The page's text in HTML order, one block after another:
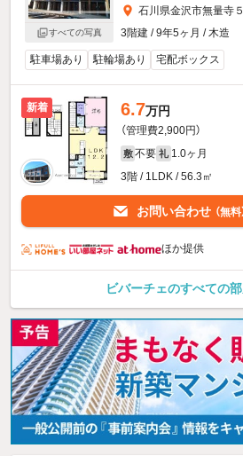
すべての写真
石川県金沢市無量寺
3階建 / 9年5ヶ月 / 木造
駐車場あり 駐輪場あり 宅配ボックス
新着 6.7万円
（管理費2,900円）
敷 不要 礼 1.0ヶ月
3階 / 1LDK / 56.3㎡
お問い合わせ （無料
ほか提供
ビバーチェのすべての